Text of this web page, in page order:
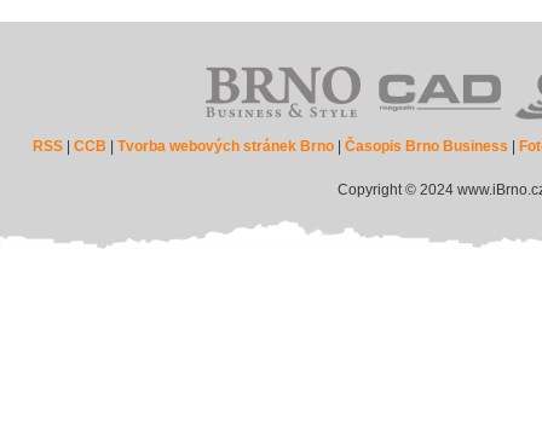
RSS |CCB |Tvorba webových stránek Brno |Časopis Brno Business
Copyright © 2024